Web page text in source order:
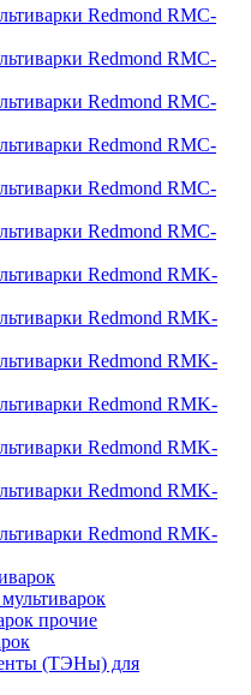
Redmond RMC-
Redmond RMC-
Redmond RMC-
Redmond RMC-
Redmond RMC-
Redmond RMC-
Redmond RMK-
Redmond RMK-
Redmond RMK-
Redmond RMK-
Redmond RMK-
Redmond RMK-
Redmond RMK-
прочие
(ТЭНы) для